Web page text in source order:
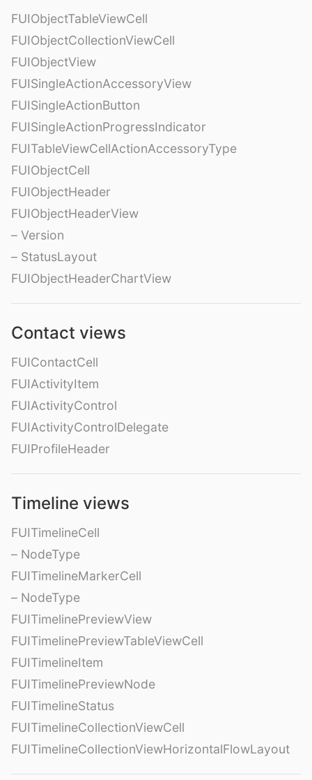
FUIObjectTableViewCell
FUIObjectCollectionViewCell
FUIObjectView
FUISingleActionAccessoryView
FUISingleActionButton
FUISingleActionProgressIndicator
FUITableViewCellActionAccessoryType
FUIObjectCell
FUIObjectHeader
FUIObjectHeaderView
– Version
– StatusLayout
FUIObjectHeaderChartView
Contact views
FUIContactCell
FUIActivityItem
FUIActivityControl
FUIActivityControlDelegate
FUIProfileHeader
Timeline views
FUITimelineCell
– NodeType
FUITimelineMarkerCell
– NodeType
FUITimelinePreviewView
FUITimelinePreviewTableViewCell
FUITimelineItem
FUITimelinePreviewNode
FUITimelineStatus
FUITimelineCollectionViewCell
FUITimelineCollectionViewHorizontalFlowLayout